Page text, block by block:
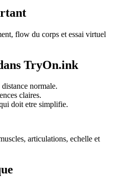
flow du corps et essai virtuel
TryOn.ink
normale.
claires.
doit etre simplifie.
articulations, echelle et